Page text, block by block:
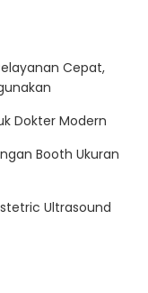
Cepat,
Dokter Modern
Booth Ukuran
Ultrasound